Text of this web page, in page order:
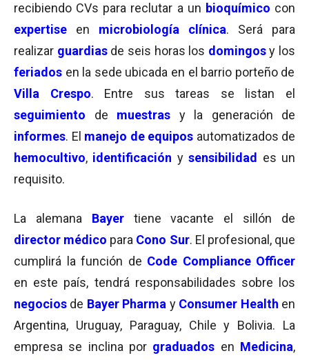
recibiendo CVs para reclutar a un bioquímico con
expertise en microbiología clínica. Será para
realizar guardias de seis horas los domingosy los
feriados en la sede ubicada en el barrio porteño de
Villa Crespo. Entre sus tareas se listan el
seguimiento
de muestras y la generación de
informes. El manejo de equipos automatizados de
hemocultivo, identificación ysensibilidad
es un
requisito.
La alemana Bayer
tiene vacante el sillón de
director médico para Cono Sur. El profesional, que
cumplirá la función de Code Compliance Officer
en este país, tendrá responsabilidades sobre los
negocios de Bayer Pharma y Consumer Health en
Argentina, Uruguay, Paraguay, Chile y Bolivia. La
empresa se inclina por graduados en Medicina,